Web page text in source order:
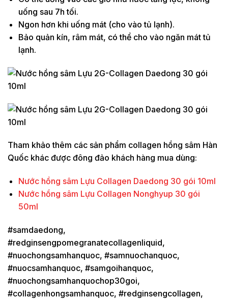
uống sau 7h tối.
Ngon hơn khi uống mát (cho vào tủ lạnh).
Bảo quản kín, râm mát, có thể cho vào ngăn mát tủ
lạnh.
Tham khảo thêm các sản phẩm collagen hồng sâm Hàn
Quốc khác được đông đảo khách hàng mua dùng:
Nước hồng sâm Lựu Collagen Daedong 30 gói 10ml
Nước hồng sâm Lựu Collagen Nonghyup 30 gói
50ml
#samdaedong,
#redginsengpomegranatecollagenliquid,
#nuochongsamhanquoc, #samnuochanquoc,
#nuocsamhanquoc, #samgoihanquoc,
#nuochongsamhanquochop30goi,
#collagenhongsamhanquoc, #redginsengcollagen,